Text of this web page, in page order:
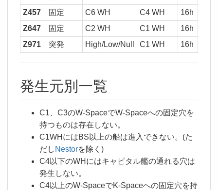
Z457
固定 C6 WH C4 WH 16h
Z647
固定 C2 WH C1 WH 16h
Z971
突発 High/Low/Null C1 WH 16h
発生元別一覧
C1、C3のW-SpaceでW-Spaceへの固定穴を
持つものは存在しない。
C1WHにはBS以上の船は進入できない。(た
だし Nestorを除く)
C4以下のWHにはキャピタル艦の通れる穴は
発生しない。
C4以上のW-SpaceでK-Spaceへの固定穴を持